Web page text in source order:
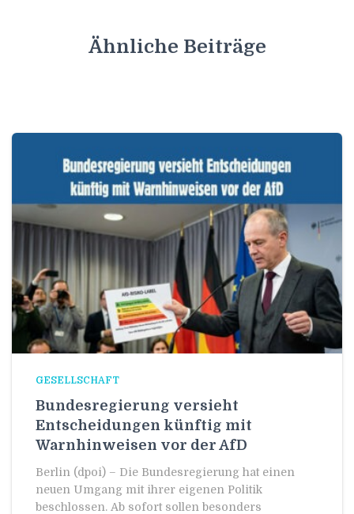
Ähnliche Beiträge
GESELLSCHAFT
Bundesregierung versieht
Entscheidungen künftig mit
Warnhinweisen vor der AfD
Berlin (dpoi) – Die Bundesregierung hat einen
neuen Umgang mit ihrer eigenen Politik
beschlossen. Ab sofort sollen besonders